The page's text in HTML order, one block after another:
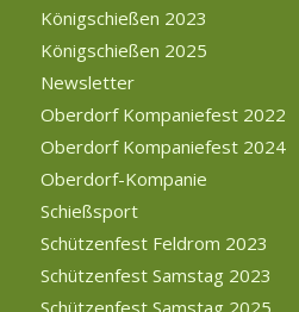
Königschießen 2023
Königschießen 2025
Newsletter
Oberdorf Kompaniefest 2022
Oberdorf Kompaniefest 2024
Oberdorf-Kompanie
Schießsport
Schützenfest Feldrom 2023
Schützenfest Samstag 2023